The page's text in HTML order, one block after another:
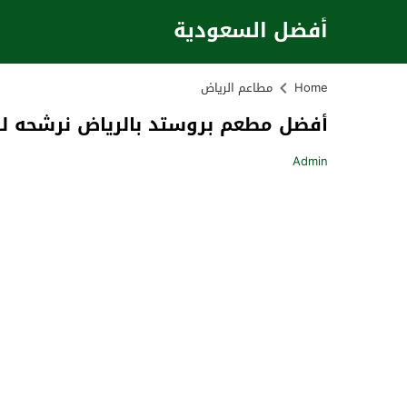
أفضل السعودية
Home مطاعم الرياض
أفضل مطعم بروستد بالرياض نرشحه لك
Admin